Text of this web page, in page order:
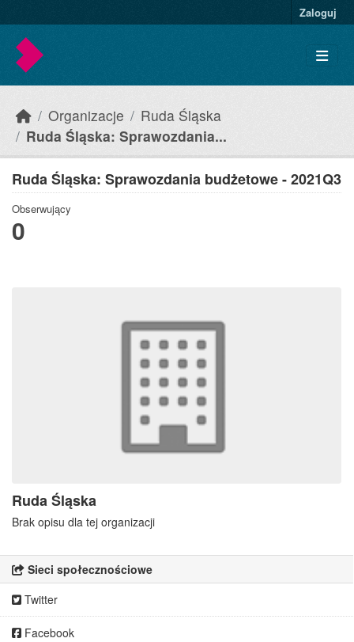
Zaloguj
Organizacje
Ruda Śląska
Ruda Śląska: Sprawozdania...
Ruda Śląska: Sprawozdania budżetowe - 2021Q3
Obserwujący
0
Ruda Śląska
Brak opisu dla tej organizacji
Sieci społecznościowe
Twitter
Facebook